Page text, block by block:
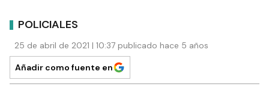
POLICIALES
25 de abril de 2021 | 10:37 publicado hace 5 años
Añadir como fuente en